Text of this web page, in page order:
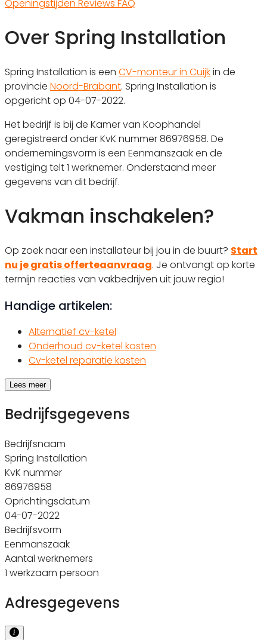
Openingstijden Reviews FAQ
Over Spring Installation
Spring Installation is een CV-monteur in Cuijkin de
provincie Noord-Brabant. Spring Installation is
opgericht op 04-07-2022.
Het bedrijf is bij de Kamer van Koophandel
geregistreerd onder KvK nummer 86976958. De
ondernemingsvorm is een Eenmanszaak en de
vestiging telt 1 werknemer. Onderstaand meer
gegevens van dit bedrijf.
Vakman inschakelen?
Op zoek naar een installateur bij jou in de buurt? Start
nu je gratis offerteaanvraag. Je ontvangt op korte
termijn reacties van vakbedrijven uit jouw regio!
Handige artikelen:
Alternatief cv-ketel
Onderhoud cv-ketel kosten
Cv-ketel reparatie kosten
Lees meer
Bedrijfsgegevens
Bedrijfsnaam
Spring Installation
KvK nummer
86976958
Oprichtingsdatum
04-07-2022
Bedrijfsvorm
Eenmanszaak
Aantal werknemers
1 werkzaam persoon
Adresgegevens